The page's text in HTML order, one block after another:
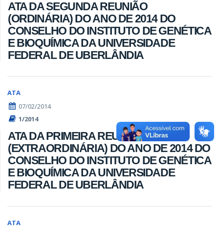
ATA DA SEGUNDA REUNIÃO
(ORDINÁRIA) DO ANO DE 2014 DO
CONSELHO DO INSTITUTO DE GENÉTICA
E BIOQUÍMICA DA UNIVERSIDADE
FEDERAL DE UBERLÂNDIA
ATA
07/02/2014
1/2014
ATA DA PRIMEIRA REUNIÃO
(EXTRAORDINÁRIA) DO ANO DE 2014 DO
CONSELHO DO INSTITUTO DE GENÉTICA
E BIOQUÍMICA DA UNIVERSIDADE
FEDERAL DE UBERLÂNDIA
ATA